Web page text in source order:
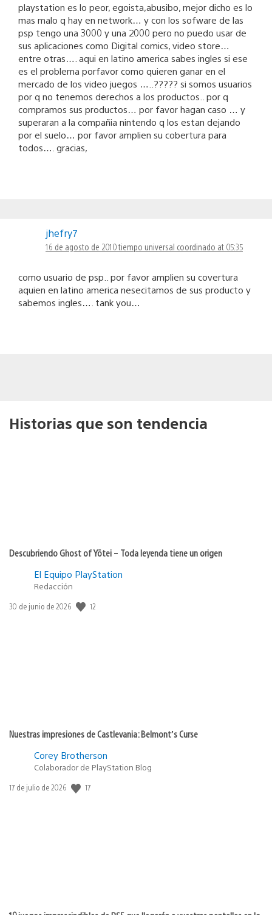
playstation es lo peor, egoista,abusibo, mejor dicho es lo
mas malo q hay en network… y con los sofware de las
psp tengo una 3000 y una 2000 pero no puedo usar de
sus aplicaciones como Digital comics, video store…
entre otras…. aqui en latino america sabes ingles si ese
es el problema porfavor como quieren ganar en el
mercado de los video juegos …..????? si somos usuarios
por q no tenemos derechos a los productos.. por q
compramos sus productos… por favor hagan caso … y
superaran a la compañia nintendo q los estan dejando
por el suelo… por favor amplien su cobertura para
todos…. gracias,
jhefry7
16 de agosto de 2010 tiempo universal coordinado at 05:35
como usuario de psp.. por favor amplien su covertura
aquien en latino america nesecitamos de sus producto y
sabemos ingles…. tank you…
Historias que son tendencia
Descubriendo Ghost of Yōtei – Toda leyenda tiene un origen
El Equipo PlayStation
Redacción
Fecha
30 de junio de 2026 12
Nuestras impresiones de Castlevania: Belmont’s Curse
Corey Brotherson
Colaborador de PlayStation Blog
Fecha
17 de julio de 2026 17